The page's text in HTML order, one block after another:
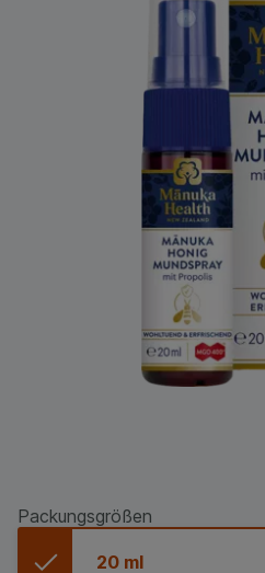
Packungsgrößen
20 ml